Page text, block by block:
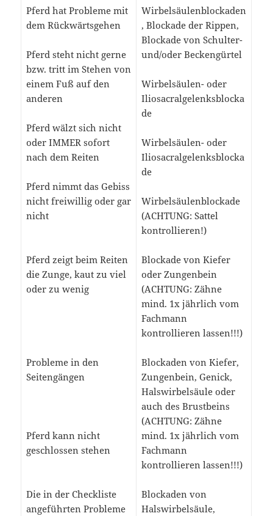
Pferd hat Probleme mit
dem Rückwärtsgehen
Pferd steht nicht gerne
bzw. tritt im Stehen von
einem Fuß auf den
anderen
Pferd wälzt sich nicht
oder IMMER sofort
nach dem Reiten
Pferd nimmt das Gebiss
nicht freiwillig oder gar
nicht
Pferd zeigt beim Reiten
die Zunge, kaut zu viel
oder zu wenig
Probleme in den
Seitengängen
Pferd kann nicht
geschlossen stehen
Die in der Checkliste
angeführten Probleme
Wirbelsäulenblockaden
, Blockade der Rippen,
Blockade von Schulter-
und/oder Beckengürtel
Wirbelsäulen- oder
Iliosacralgelenksblocka
de
Wirbelsäulen- oder
Iliosacralgelenksblocka
de
Wirbelsäulenblockade
(ACHTUNG: Sattel
kontrollieren!)
Blockade von Kiefer
oder Zungenbein
(ACHTUNG: Zähne
mind. 1x jährlich vom
Fachmann
kontrollieren lassen!!!)
Blockaden von Kiefer,
Zungenbein, Genick,
Halswirbelsäule oder
auch des Brustbeins
(ACHTUNG: Zähne
mind. 1x jährlich vom
Fachmann
kontrollieren lassen!!!)
Blockaden von
Halswirbelsäule,